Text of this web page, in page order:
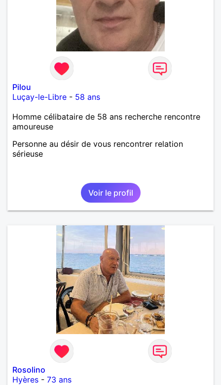
Pilou
Luçay-le-Libre - 58 ans
Homme célibataire de 58 ans recherche rencontre
amoureuse
Personne au désir de vous rencontrer relation
sérieuse
Voir le profil
Rosolino
Hyères - 73 ans